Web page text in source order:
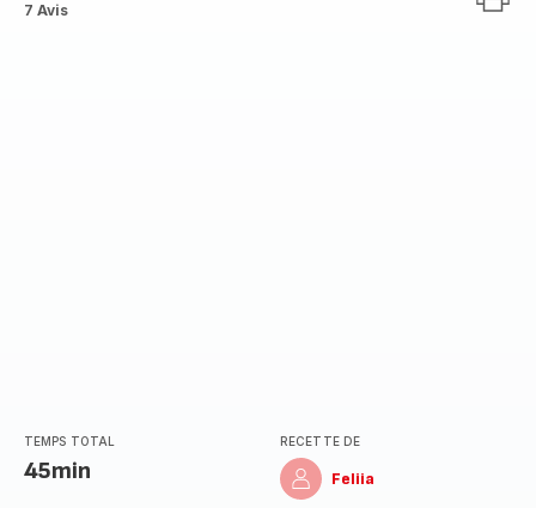
Avis
7 Avis
TEMPS TOTAL
45min
RECETTE DE
Feliia